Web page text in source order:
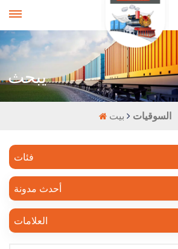
يبحث
السوقيات
فئات
أحدث مدونة
العلامات